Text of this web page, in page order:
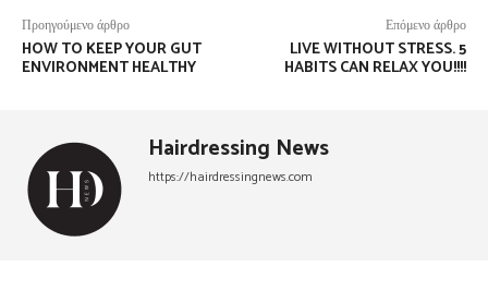
Προηγούμενο άρθρο
HOW TO KEEP YOUR GUT
ENVIRONMENT HEALTHY
Επόμενο άρθρο
LIVE WITHOUT STRESS. 5
HABITS CAN RELAX YOU!!!!
Hairdressing News
https://hairdressingnews.com